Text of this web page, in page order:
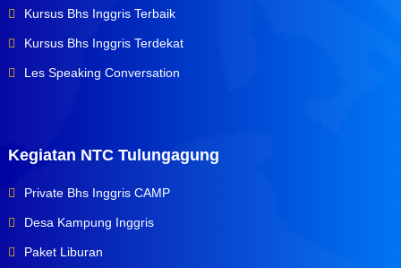
Kursus Bhs Inggris Terbaik
Kursus Bhs Inggris Terdekat
Les Speaking Conversation
Kegiatan NTC Tulungagung
Private Bhs Inggris CAMP
Desa Kampung Inggris
Paket Liburan